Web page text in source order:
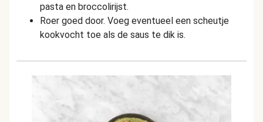
pasta en broccolirijst.
Roer goed door. Voeg eventueel een scheutje
kookvocht toe als de saus te dik is.